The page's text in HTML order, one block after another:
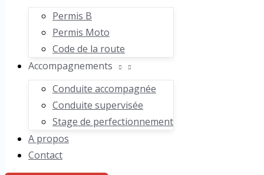
Permis B
Permis Moto
Code de la route
Accompagnements
Conduite accompagnée
Conduite supervisée
Stage de perfectionnement
A propos
Contact